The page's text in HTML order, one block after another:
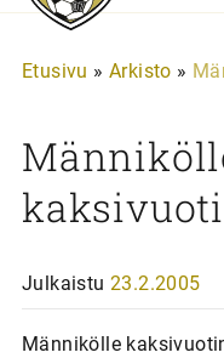
Etusivu » Arkisto »
Julkaistu 23.2.2005
Männikölle